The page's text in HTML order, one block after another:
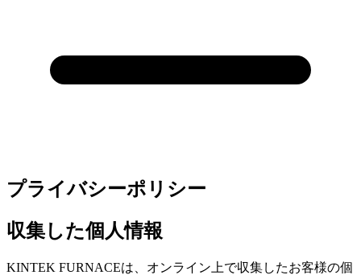
プライバシーポリシー
収集した個人情報
KINTEK FURNACEは、オンライン上で収集したお客様の個